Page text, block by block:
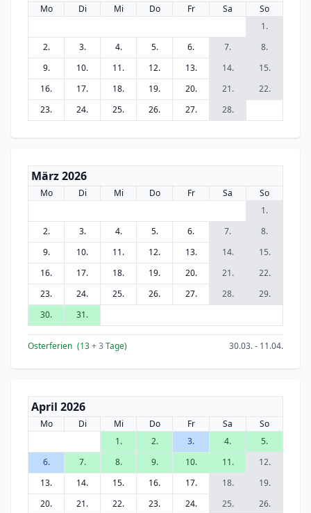
Mo Di Mi Do Fr Sa
So
1.
2.
3. 4. 5. 6. 7.
8.
9.
10. 11. 12. 13. 14.
15.
16.
17. 18. 19. 20. 21.
22.
23.
24. 25. 26. 27. 28.
März 2026
Mo Di Mi Do Fr Sa
So
1.
2.
3. 4. 5. 6. 7.
8.
9.
10. 11. 12. 13. 14.
15.
16.
17. 18. 19. 20. 21.
22.
23.
24. 25. 26. 27. 28.
29.
30.
31.
Osterferien (13+ 3 Tage) 30.03. - 11.04.
April 2026
Mo Di Mi Do Fr Sa
So
1.
2. 3. 4.
5.
6.
7. 8. 9. 10. 11.
12.
13.
14. 15. 16. 17. 18.
19.
20.
21. 22. 23. 24. 25.
26.